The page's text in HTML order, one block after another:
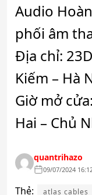
Audio
phối âm
Địa chỉ:
Kiếm – Hà
Giờ mở
Hai – Chủ
quantrihazo
09/07/2024
Thẻ: atlas cables